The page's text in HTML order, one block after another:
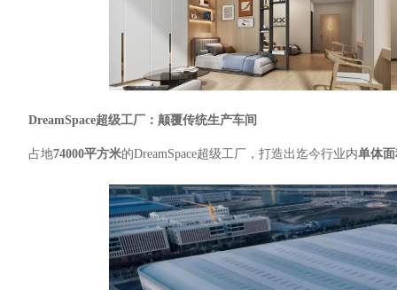
DreamSpace超级工厂：颠覆传统生产车间
占地74000平方米的DreamSpace超级工厂，打造出迄今行业内单体